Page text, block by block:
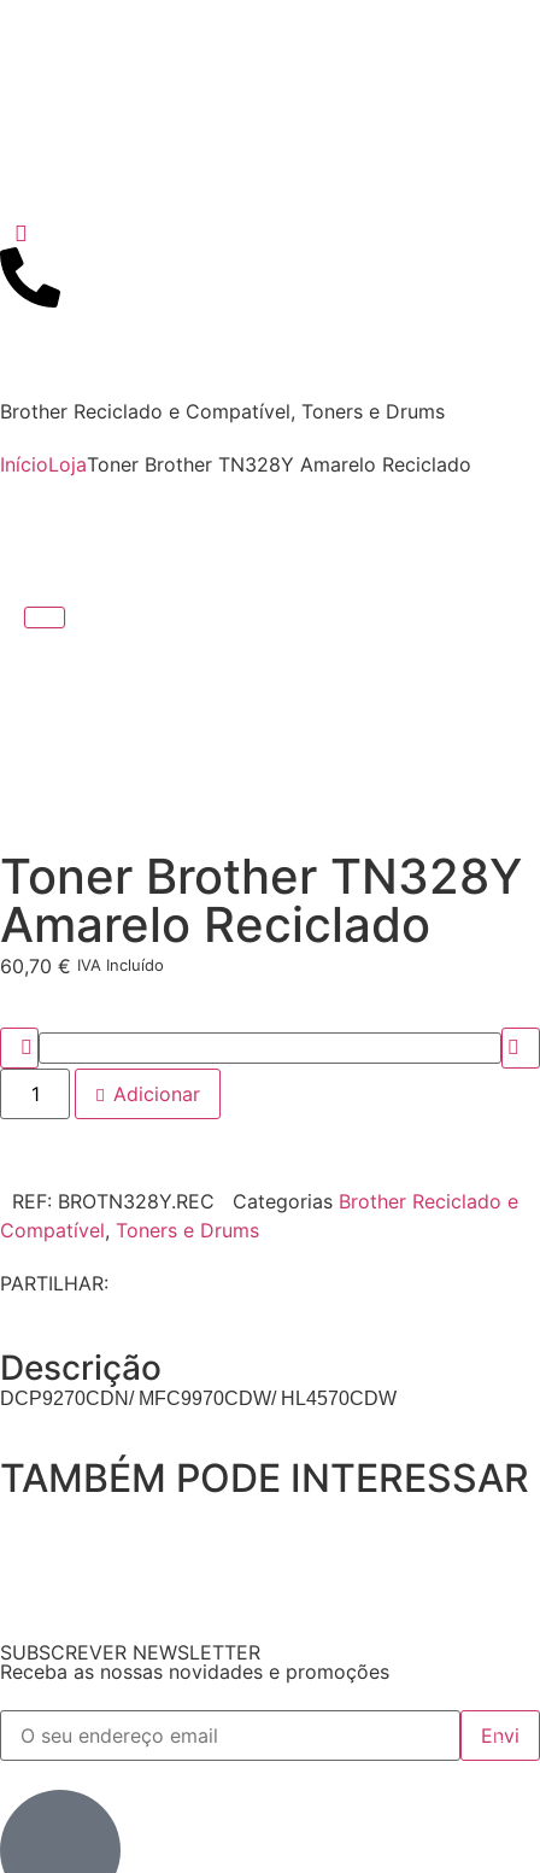
Brother Reciclado e Compatível, Toners e Drums
InícioLojaToner Brother TN328Y Amarelo Reciclado
Toner Brother TN328Y
Amarelo Reciclado
60,70 € IVA Incluído
Adicionar
REF: BROTN328Y.REC Categorias Brother Reciclado e
Compatível, Toners e Drums
PARTILHAR:
Descrição
DCP9270CDN/ MFC9970CDW/ HL4570CDW
TAMBÉM PODE INTERESSAR
SUBSCREVER NEWSLETTER
Receba as nossas novidades e promoções